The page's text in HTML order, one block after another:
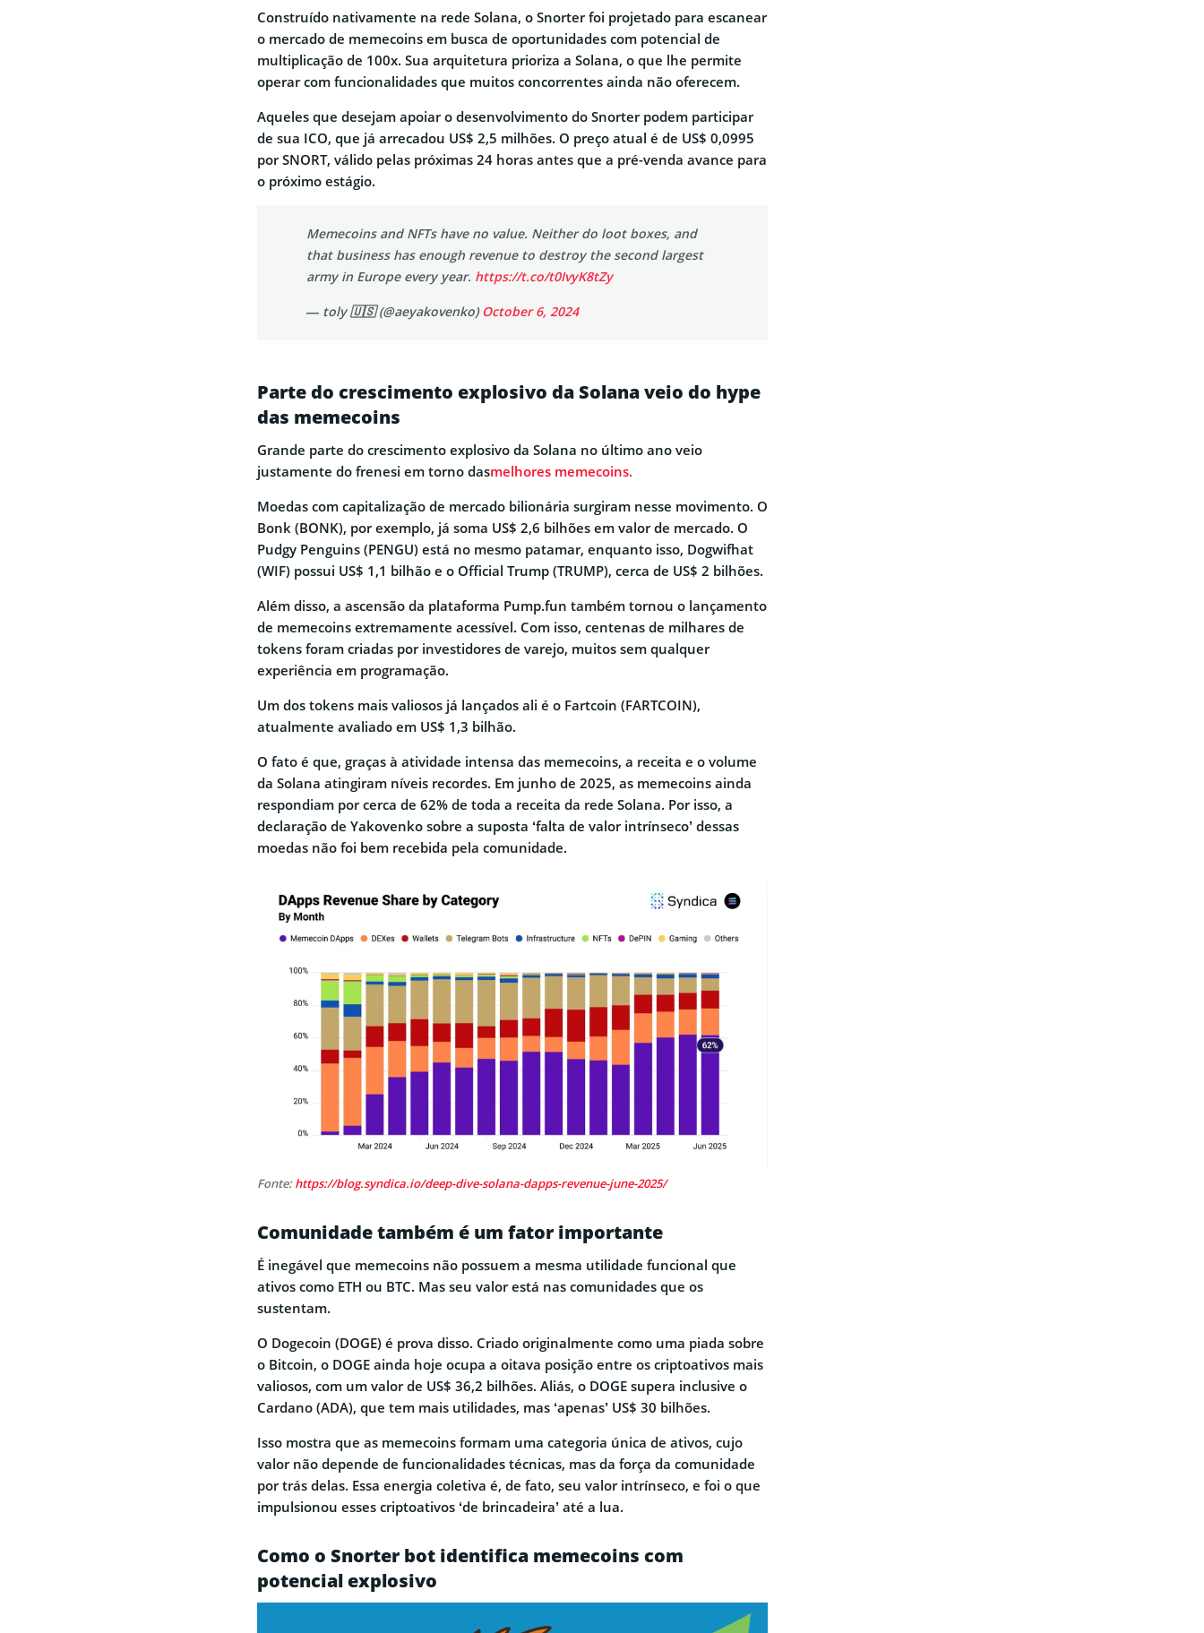
Construído nativamente na rede Solana, o Snorter foi projetado para escanear
o mercado de memecoins em busca de oportunidades com potencial de
multiplicação de 100x. Sua arquitetura prioriza a Solana, o que lhe permite
operar com funcionalidades que muitos concorrentes ainda não oferecem.
Aqueles que desejam apoiar o desenvolvimento do Snorter podem participar
de sua ICO, que já arrecadou US$ 2,5 milhões. O preço atual é de US$ 0,0995
por SNORT, válido pelas próximas 24 horas antes que a pré-venda avance para
o próximo estágio.
Memecoins and NFTs have no value. Neither do loot boxes, and
that business has enough revenue to destroy the second largest
army in Europe every year. https://t.co/t0IvyK8tZy
— toly 🇺🇸 (@aeyakovenko)October 6, 2024
Parte do crescimento explosivo da Solana veio do hype
das memecoins
Grande parte do crescimento explosivo da Solana no último ano veio
justamente do frenesi em torno dasmelhores memecoins.
Moedas com capitalização de mercado bilionária surgiram nesse movimento. O
Bonk (BONK), por exemplo, já soma US$ 2,6 bilhões em valor de mercado. O
Pudgy Penguins (PENGU) está no mesmo patamar, enquanto isso, Dogwifhat
(WIF) possui US$ 1,1 bilhão e o Official Trump (TRUMP), cerca de US$ 2 bilhões.
Além disso, a ascensão da plataforma Pump.fun também tornou o lançamento
de memecoins extremamente acessível. Com isso, centenas de milhares de
tokens foram criadas por investidores de varejo, muitos sem qualquer
experiência em programação.
Um dos tokens mais valiosos já lançados ali é o Fartcoin (FARTCOIN),
atualmente avaliado em US$ 1,3 bilhão.
O fato é que, graças à atividade intensa das memecoins, a receita e o volume
da Solana atingiram níveis recordes. Em junho de 2025, as memecoins ainda
respondiam por cerca de 62% de toda a receita da rede Solana. Por isso, a
declaração de Yakovenko sobre a suposta ‘falta de valor intrínseco’ dessas
moedas não foi bem recebida pela comunidade.
Fonte:https://blog.syndica.io/deep-dive-solana-dapps-revenue-june-2025/
Comunidade também é um fator importante
É inegável que memecoins não possuem a mesma utilidade funcional que
ativos como ETH ou BTC. Mas seu valor está nas comunidades que os
sustentam.
O Dogecoin (DOGE) é prova disso. Criado originalmente como uma piada sobre
o Bitcoin, o DOGE ainda hoje ocupa a oitava posição entre os criptoativos mais
valiosos, com um valor de US$ 36,2 bilhões. Aliás, o DOGE supera inclusive o
Cardano (ADA), que tem mais utilidades, mas ‘apenas’ US$ 30 bilhões.
Isso mostra que as memecoins formam uma categoria única de ativos, cujo
valor não depende de funcionalidades técnicas, mas da força da comunidade
por trás delas. Essa energia coletiva é, de fato, seu valor intrínseco, e foi o que
impulsionou esses criptoativos ‘de brincadeira’ até a lua.
Como o Snorter bot identifica memecoins com
potencial explosivo